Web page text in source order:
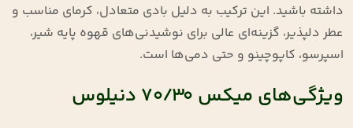
داشته باشید. این ترکیب به دلیل بادی متعادل، کرمای مناسب و
عطر دلپذیر، گزینه‌ای عالی برای نوشیدنی‌های قهوه پایه شیر،
اسپرسو، کاپوچینو و حتی دمی‌ها است.
ویژگی‌های میکس ۷۰/۳۰ دنیلوس